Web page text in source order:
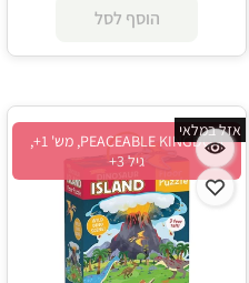
הוסף לסל
PEACEABLE KINGDOM, מש' 1+,
גיל 3+
אזל במלאי